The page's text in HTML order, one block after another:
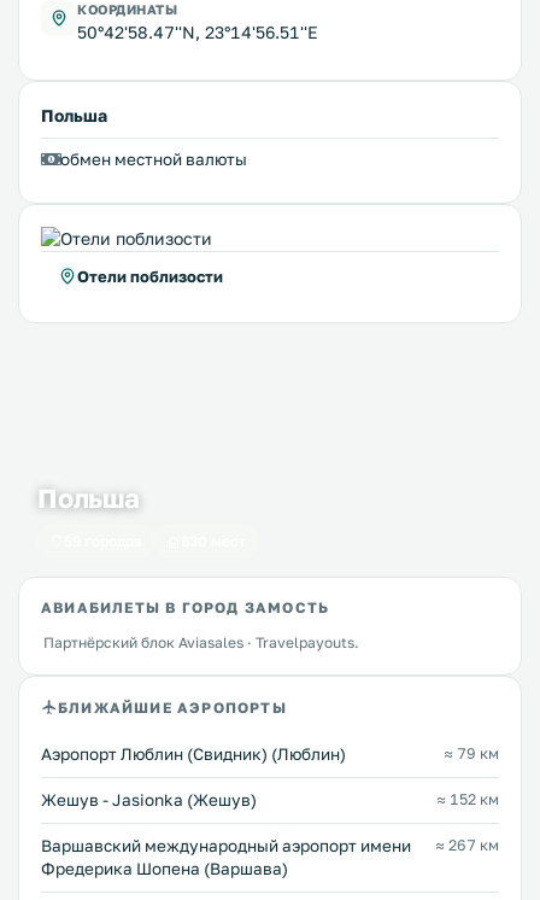
КООРДИНАТЫ
50°42'58.47''N, 23°14'56.51''E
Польша
обмен местной валюты
Отели поблизости
Польша
АВИАБИЛЕТЫ В ГОРОД ЗАМОСТЬ
Партнёрский блок Aviasales · Travelpayouts.
БЛИЖАЙШИЕ АЭРОПОРТЫ
Аэропорт Люблин (Свидник) (Люблин) ≈ 79 км
Жешув - Jasionka (Жешув) ≈ 152 км
Варшавский международный аэропорт имени
Фредерика Шопена (Варшава)
≈ 267 км